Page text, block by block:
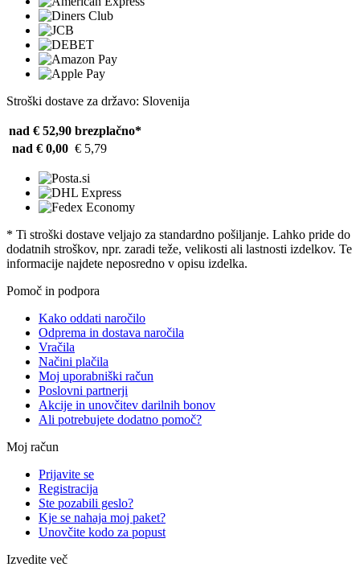
Stroški dostave za državo: Slovenija
nad € 52,90 brezplačno*
nad € 0,00 € 5,79
* Ti stroški dostave veljajo za standardno pošiljanje. Lahko pride do
dodatnih stroškov, npr. zaradi teže, velikosti ali lastnosti izdelkov. Te
informacije najdete neposredno v opisu izdelka.
Pomoč in podpora
Kako oddati naročilo
Odprema in dostava naročila
Vračila
Načini plačila
Moj uporabniški račun
Poslovni partnerji
Akcije in unovčitev darilnih bonov
Ali potrebujete dodatno pomoč?
Moj račun
Prijavite se
Registracija
Ste pozabili geslo?
Kje se nahaja moj paket?
Unovčite kodo za popust
Izvedite več